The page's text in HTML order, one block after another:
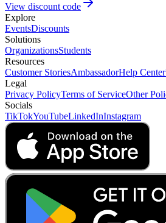
View discount code
Explore
EventsDiscounts
Solutions
OrganizationsStudents
Resources
Customer StoriesAmbassadorHelp Center
Legal
Privacy PolicyTerms of ServiceOther
Socials
TikTokYouTubeLinkedInInstagram